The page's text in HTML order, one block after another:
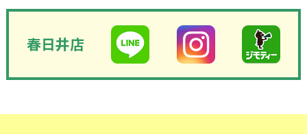
春日井店